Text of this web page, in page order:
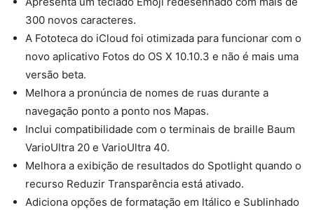
300 novos caracteres.
A Fototeca do iCloud foi otimizada para funcionar com o
novo aplicativo Fotos do OS X 10.10.3 e não é mais uma
versão beta.
Melhora a pronúncia de nomes de ruas durante a
navegação ponto a ponto nos Mapas.
Inclui compatibilidade com o terminais de braille Baum
VarioUltra 20 e VarioUltra 40.
Melhora a exibição de resultados do Spotlight quando o
recurso Reduzir Transparência está ativado.
Adiciona opções de formatação em Itálico e Sublinhado